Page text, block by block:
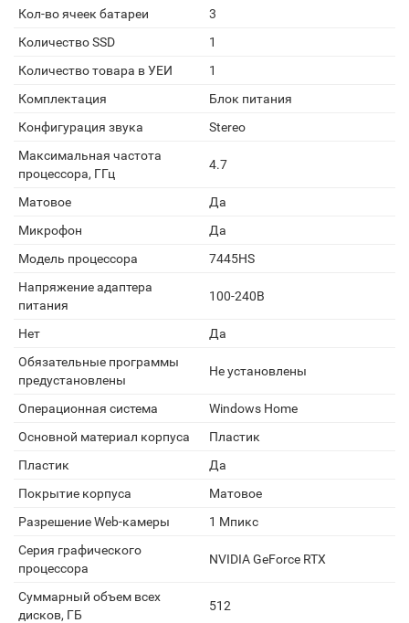
Кол-во ячеек батареи
3
Количество SSD
1
Количество товара в УЕИ
1
Комплектация
Блок питания
Конфигурация звука
Stereo
Максимальная частота
процессора, ГГц
4.7
Матовое
Да
Микрофон
Да
Модель процессора
7445HS
Напряжение адаптера
питания
100-240В
Нет
Да
Обязательные программы
предустановлены
Не установлены
Операционная система
Windows Home
Основной материал корпуса
Пластик
Пластик
Да
Покрытие корпуса
Матовое
Разрешение Web-камеры
1 Мпикс
Серия графического
процессора
NVIDIA GeForce RTX
Суммарный объем всех
дисков, ГБ
512